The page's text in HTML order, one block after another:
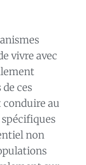
vivre avec
ces
conduire au
non